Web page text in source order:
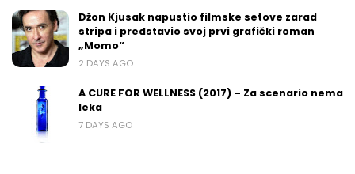
Džon Kjusak napustio filmske setove zarad
stripa i predstavio svoj prvi grafički roman
„Momo“
2 DAYS AGO
A CURE FOR WELLNESS (2017) – Za scenario nema
leka
7 DAYS AGO